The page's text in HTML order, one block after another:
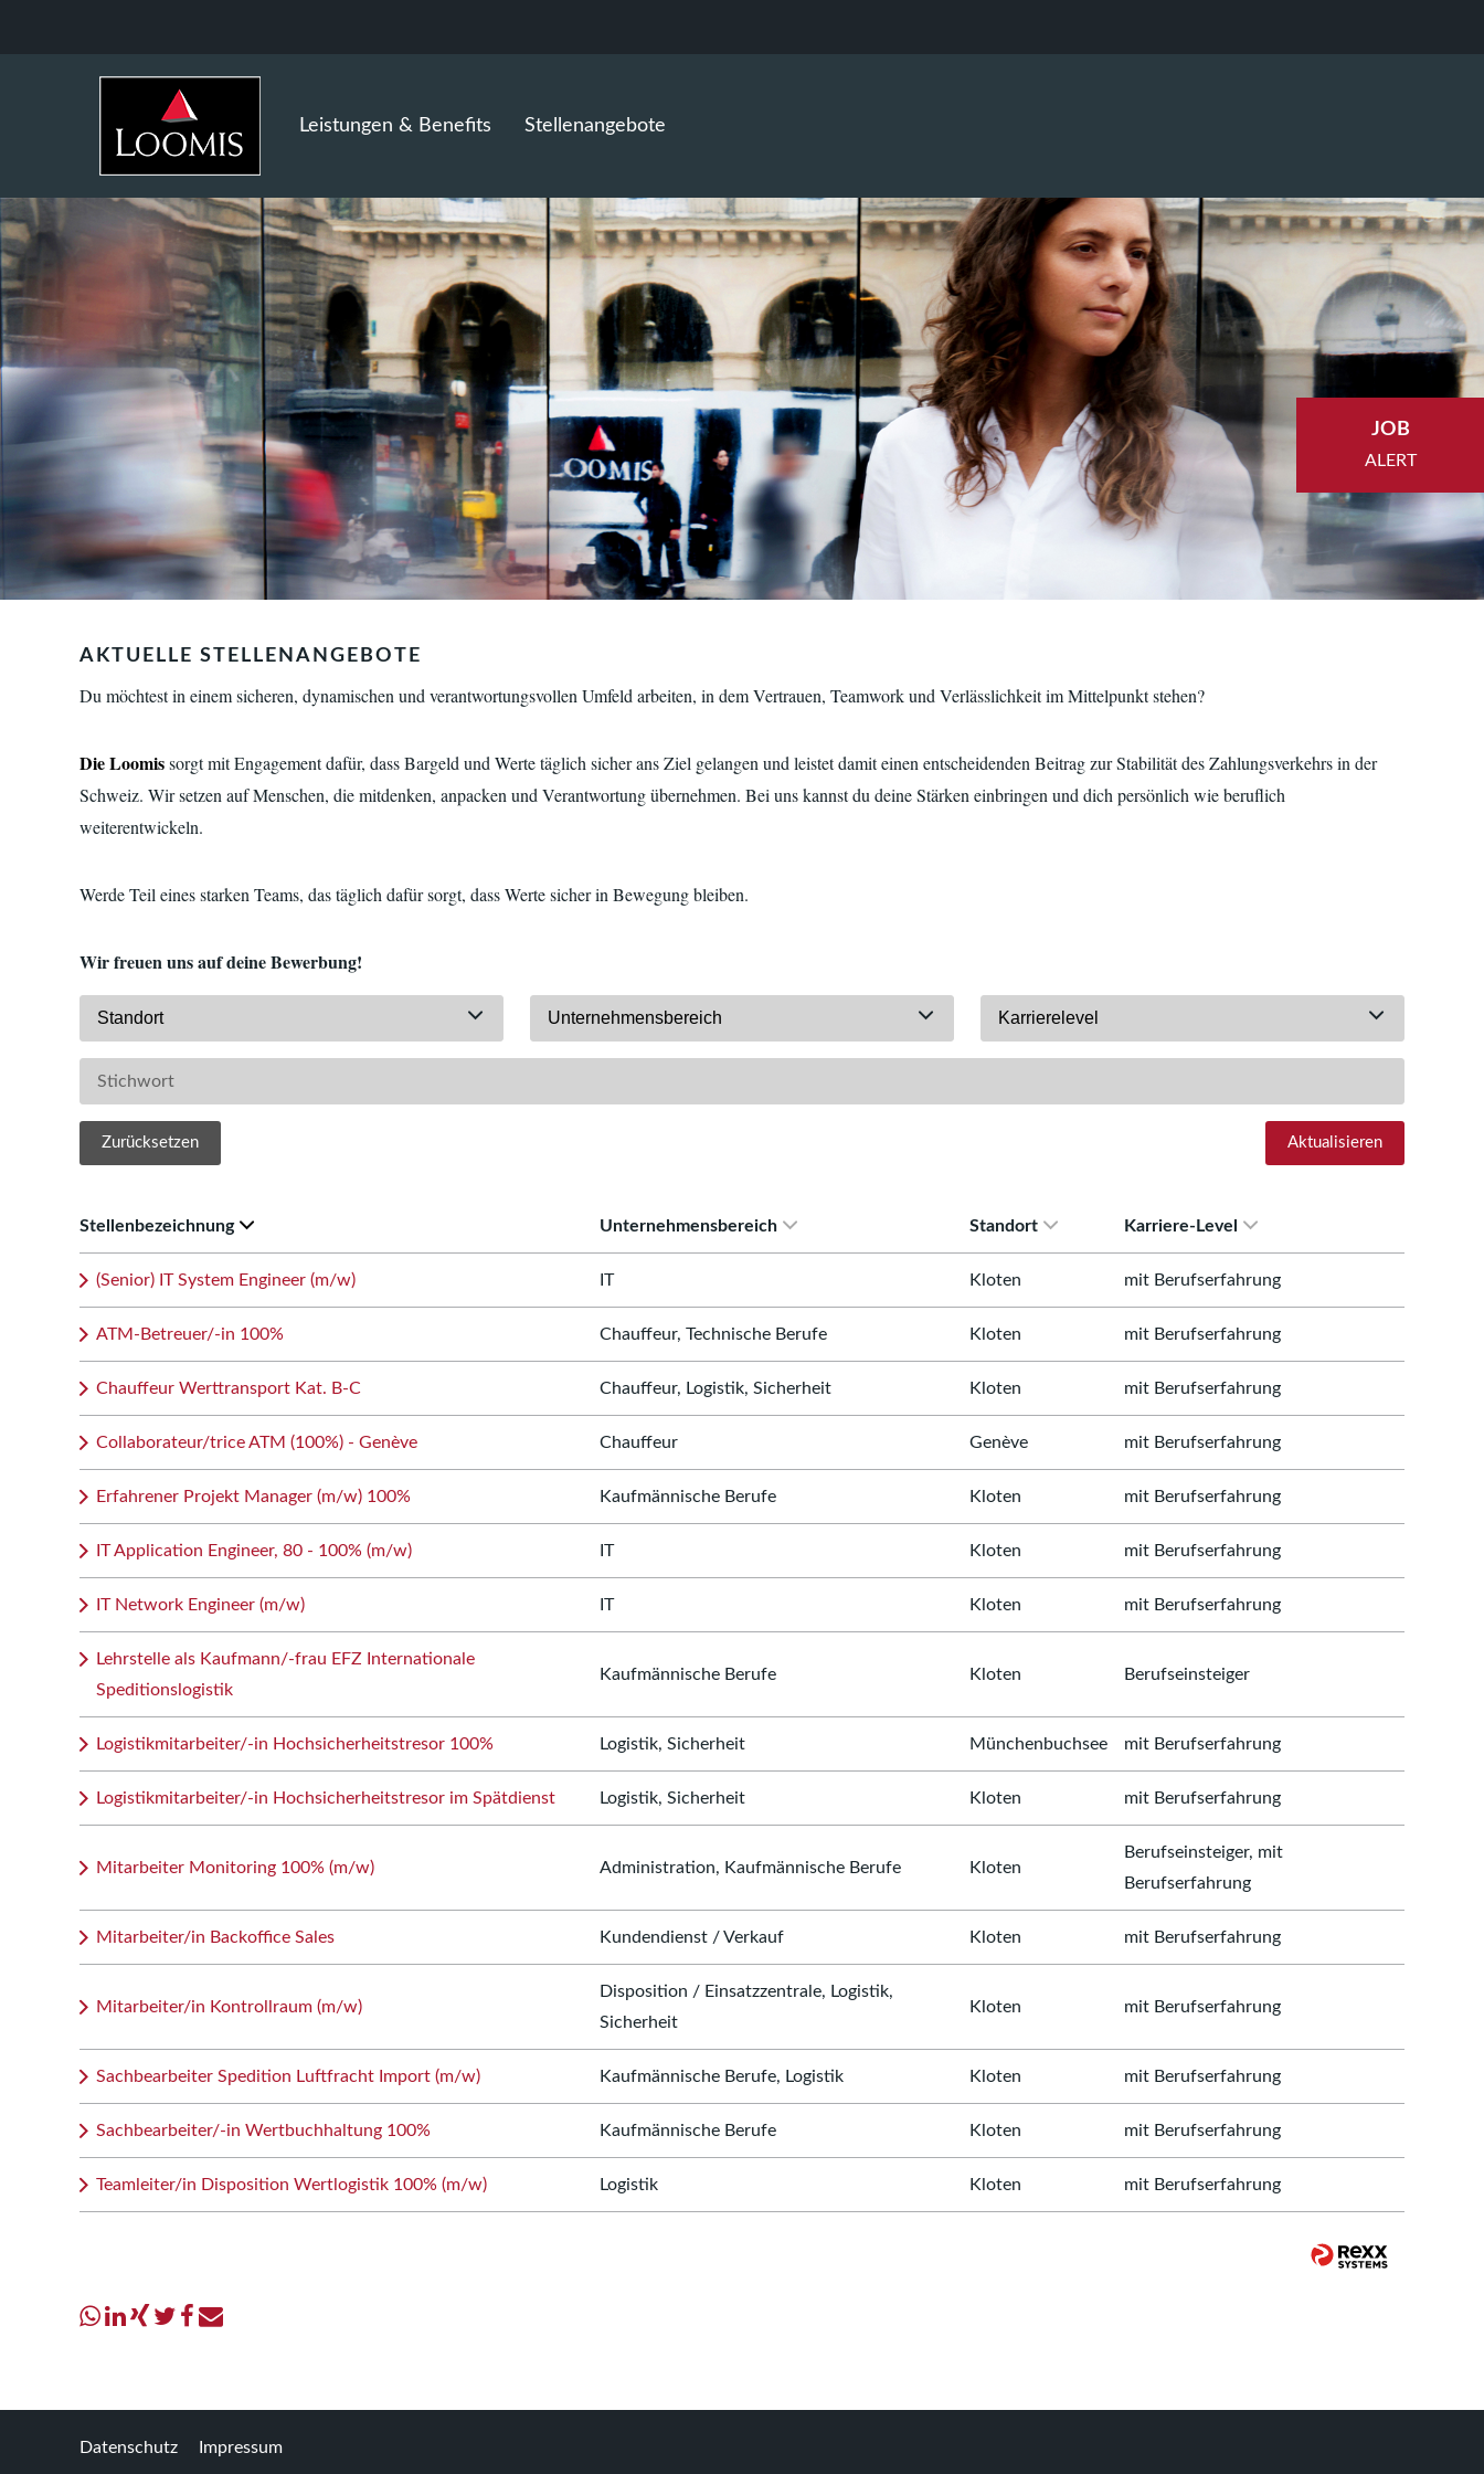
Stellenangebote
Leistungen & Benefits
AKTUELLE STELLENANGEBOTE
Du möchtest in einem sicheren, dynamischen und verantwortungsvollen Umfeld arbeiten, in dem Vertrauen, Teamwork und Verlässlichkeit im Mittelpunkt stehen?
Die Loomissorgt mit Engagement dafür, dass Bargeld und Werte täglich sicher ans Ziel gelangen und leistet damit einen entscheidenden Beitrag zur Stabilität des Zahlungsverkehrs in der
Schweiz. Wir setzen auf Menschen, die mitdenken, anpacken und Verantwortung übernehmen. Bei uns kannst du deine Stärken einbringen und dich persönlich wie beruflich
weiterentwickeln.
Werde Teil eines starken Teams, das täglich dafür sorgt, dass Werte sicher in Bewegung bleiben.
Wir freuen uns auf deine Bewerbung!
Standort Unternehmensbereich Karrierelevel
Zurücksetzen Aktualisieren
Stellenbezeichnung Unternehmensbereich Standort Karriere-Level
(Senior) IT System Engineer (m/w) IT Kloten mit Berufserfahrung
ATM-Betreuer/-in 100% Chauffeur, Technische Berufe Kloten mit Berufserfahrung
Chauffeur Werttransport Kat. B-C Chauffeur, Logistik, Sicherheit Kloten mit Berufserfahrung
Collaborateur/trice ATM (100%) - Genève Chauffeur Genève mit Berufserfahrung
Erfahrener Projekt Manager (m/w) 100% Kaufmännische Berufe Kloten mit Berufserfahrung
IT Application Engineer, 80 - 100% (m/w) IT Kloten mit Berufserfahrung
IT Network Engineer (m/w) IT Kloten mit Berufserfahrung
Lehrstelle als Kaufmann/-frau EFZ Internationale
Speditionslogistik
Kaufmännische Berufe Kloten Berufseinsteiger
Logistikmitarbeiter/-in Hochsicherheitstresor 100% Logistik, Sicherheit Münchenbuchsee mit Berufserfahrung
Logistikmitarbeiter/-in Hochsicherheitstresor im Spätdienst Logistik, Sicherheit Kloten mit Berufserfahrung
Mitarbeiter Monitoring 100% (m/w) Administration, Kaufmännische Berufe Kloten
Berufseinsteiger, mit
Berufserfahrung
Mitarbeiter/in Backoffice Sales Kundendienst / Verkauf Kloten mit Berufserfahrung
Mitarbeiter/in Kontrollraum (m/w)
Disposition / Einsatzzentrale, Logistik,
Sicherheit
Kloten mit Berufserfahrung
Sachbearbeiter Spedition Luftfracht Import (m/w) Kaufmännische Berufe, Logistik Kloten mit Berufserfahrung
Sachbearbeiter/-in Wertbuchhaltung 100% Kaufmännische Berufe Kloten mit Berufserfahrung
Teamleiter/in Disposition Wertlogistik 100% (m/w) Logistik Kloten mit Berufserfahrung
JOB
ALERT
Datenschutz Impressum